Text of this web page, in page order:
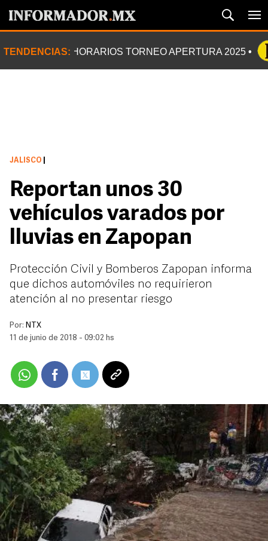
TENDENCIAS: HORARIOS TORNEO APERTURA 2025
JALISCO
Reportan unos 30
vehículos varados por
lluvias en Zapopan
Protección Civil y Bomberos Zapopan informa
que dichos automóviles no requirieron
atención al no presentar riesgo
Por: NTX
11 de junio de 2018 - 09:02 hs